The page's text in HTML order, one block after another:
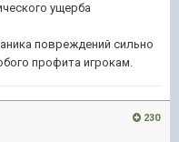
ущерба
повреждений сильно
профита игрокам.
230